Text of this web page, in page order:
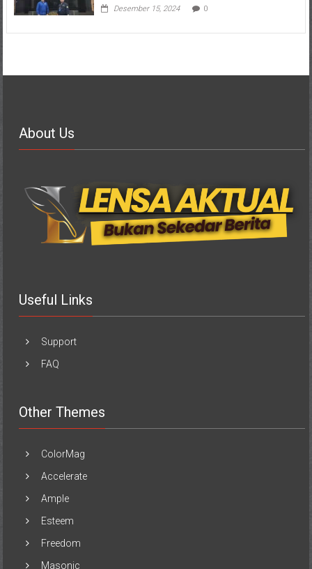
Desember 15, 2024 0
About Us
Useful Links
Support
FAQ
Other Themes
ColorMag
Accelerate
Ample
Esteem
Freedom
Masonic